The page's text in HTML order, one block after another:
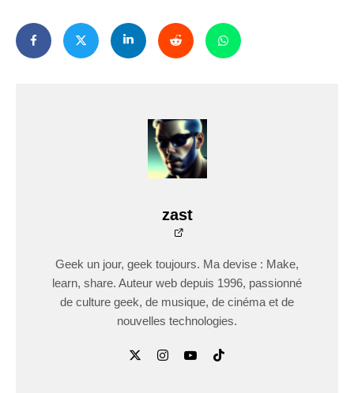
zast
Geek un jour, geek toujours. Ma devise : Make,
learn, share. Auteur web depuis 1996, passionné
de culture geek, de musique, de cinéma et de
nouvelles technologies.